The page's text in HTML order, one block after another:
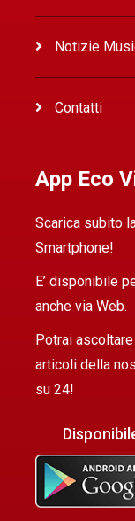
Notizie
Contatti
App Eco
Scarica subito
Smartphone!
E’ disponibile
anche via Web.
Potrai
articoli della
su 24!